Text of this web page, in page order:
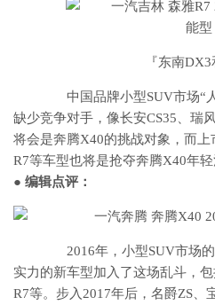
『东南DX3
中国品牌小型SUV市场“
缺少竞争对手，像长安CS35、瑞
将会是奔腾X40的挑战对象，而
R7等车型也将是抢夺奔腾X40年轻
● 编辑点评：
2016年，小型SUV市场的
实力的新车型加入了这场乱斗，
R7等。步入2017年后，名爵ZS、